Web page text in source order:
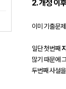
2. 개정 이
이미 기출문
일단 첫번째
많기 때문에
두번째 사설